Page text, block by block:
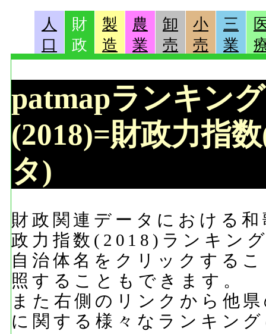
人
口
財
政
製
造
農
業
卸
売
小
売
三
業
patmapランキン
(2018)=財政力指
タ)
財政関連データにおける
政力指数(2018)ランキン
自治体名をクリックする
照することもできます。
また右側のリンクから他
に関する様々なランキン